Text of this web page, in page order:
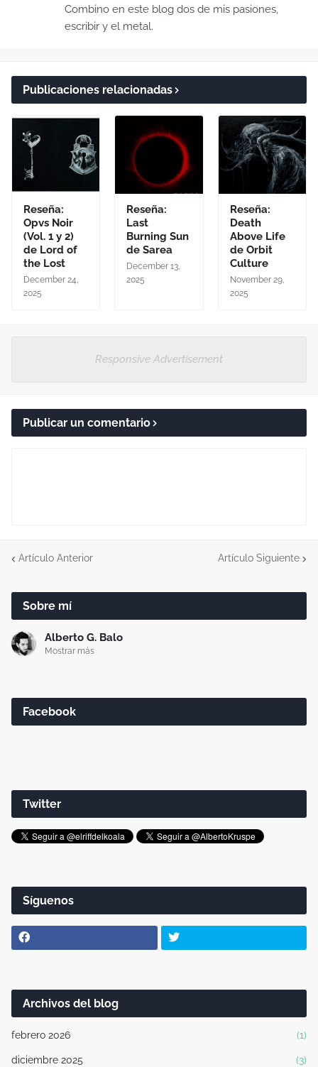
Combino en este blog dos de mis pasiones,
escribir y el metal.
Publicaciones relacionadas
Reseña:
Opvs Noir
(Vol. 1 y 2)
de Lord of
the Lost
December 24,
2025
Reseña:
Last
Burning Sun
de Sarea
December 13,
2025
Reseña:
Death
Above Life
de Orbit
Culture
November 29,
2025
Responsive Advertisement
Publicar un comentario
Artículo Anterior Artículo Siguiente
Sobre mí
Alberto G. Balo
Mostrar más
Facebook
Twitter
Síguenos
Archivos del blog
febrero 2026 (1)
diciembre 2025 (3)